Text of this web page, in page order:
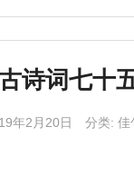
诗词七十
年2月20日 分类: 佳